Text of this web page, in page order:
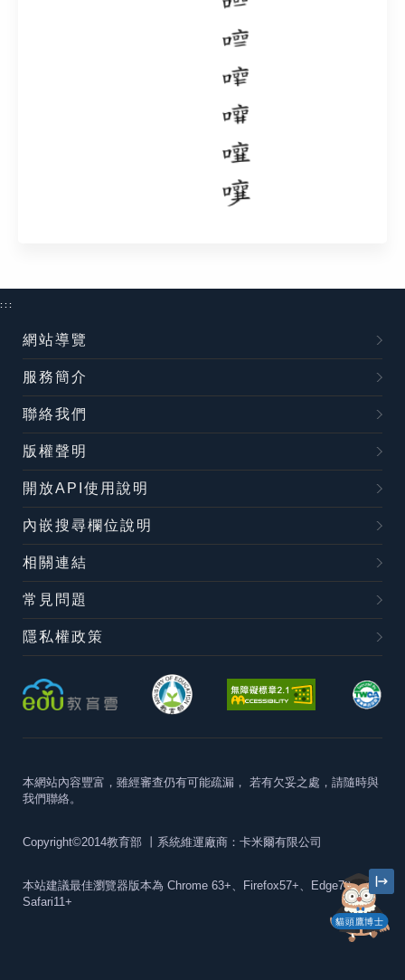
貓頭鷹博士
:::
網站導覽
服務簡介
聯絡我們
版權聲明
開放API使用說明
內嵌搜尋欄位說明
相關連結
常見問題
隱私權政策
本網站內容豐富，雖經審查仍有可能疏漏， 若有欠妥之處，請隨時與
我們聯絡。
Copyright©2014教育部 丨系統維運廠商：卡米爾有限公司
本站建議最佳瀏覽器版本為 Chrome 63+、Firefox57+、Edge79+及
Safari11+